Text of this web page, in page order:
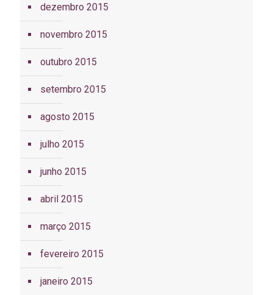
dezembro 2015
novembro 2015
outubro 2015
setembro 2015
agosto 2015
julho 2015
junho 2015
abril 2015
março 2015
fevereiro 2015
janeiro 2015